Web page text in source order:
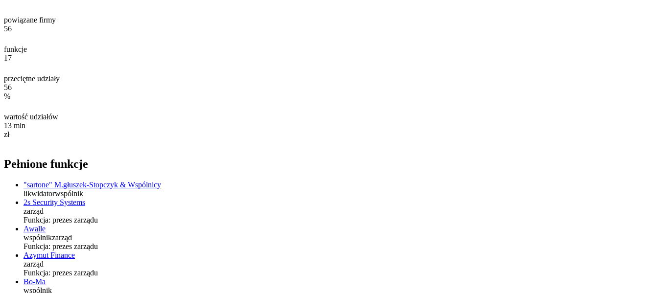
powiązane firmy
56
funkcje
17
przeciętne udziały
56
%
wartość udziałów
13 mln
zł
Pełnione funkcje
"sartone" M.głuszek-Stopczyk & Wspólnicy
likwidatorwspólnik
2s Security Systems
zarząd
Funkcja: prezes zarządu
Awalle
wspólnikzarząd
Funkcja: prezes zarządu
Azymut Finance
zarząd
Funkcja: prezes zarządu
Bo-Ma
wspólnik